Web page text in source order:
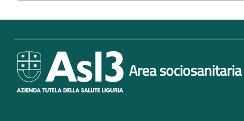
Area